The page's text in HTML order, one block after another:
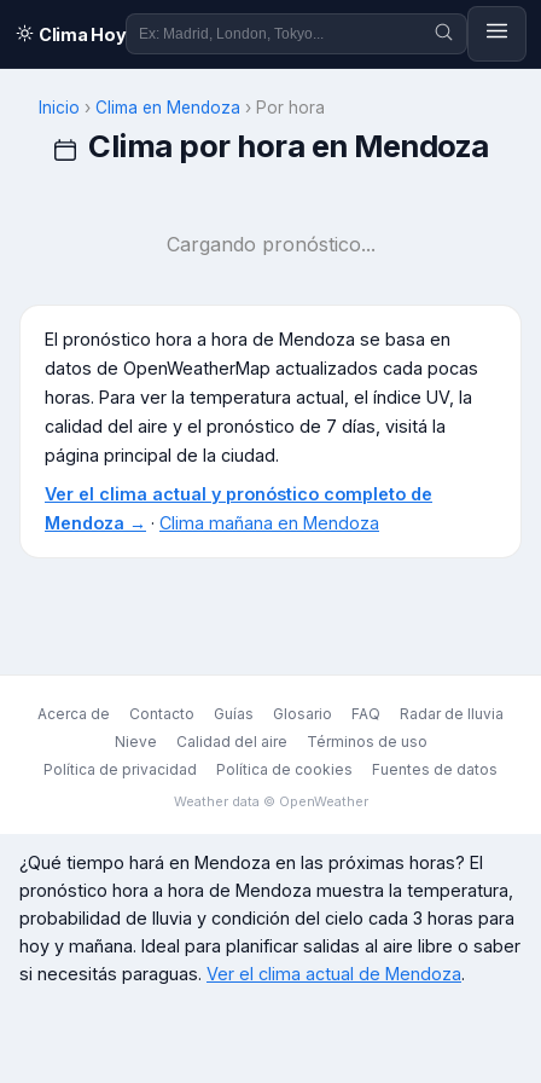
Clima Hoy
Inicio › Clima en Mendoza › Por hora
Clima por hora en Mendoza
Cargando pronóstico...
El pronóstico hora a hora de Mendoza se basa en
datos de OpenWeatherMap actualizados cada pocas
horas. Para ver la temperatura actual, el índice UV, la
calidad del aire y el pronóstico de 7 días, visitá la
página principal de la ciudad.
Ver el clima actual y pronóstico completo de
Mendoza → · Clima mañana en Mendoza
Acerca de Contacto Guías Glosario FAQ
Radar de lluvia
Nieve
Calidad del aire
Términos de uso
Política de privacidad
Política de cookies Fuentes de datos
Weather data © OpenWeather
¿Qué tiempo hará en Mendoza en las próximas horas? El
pronóstico hora a hora de Mendoza muestra la temperatura,
probabilidad de lluvia y condición del cielo cada 3 horas para
hoy y mañana. Ideal para planificar salidas al aire libre o saber
si necesitás paraguas. Ver el clima actual de Mendoza.